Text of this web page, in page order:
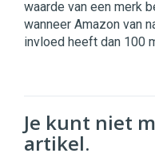
waarde van een merk
wanneer Amazon van
invloed heeft dan 100
Je kunt niet
artikel.